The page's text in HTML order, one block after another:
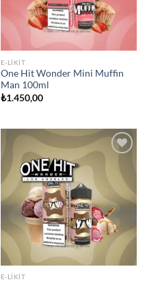
E-LIKIT
One Hit Wonder Mini Muffin
Man 100ml
₺1.450,00
wishlist
E-LIKIT